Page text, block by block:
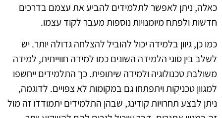
כאלה, ניתן לאפשר לתלמידים להביע את עצמם בדרכים
חדשות ולפתח מיומנויות נוספות מעבר לקוד עצמו.
כמו כן, גיוון בלמידה יכול להוביל להצלחה גדולה יותר. יש
לשלב בין סוגי הלמידה השונים כמו למידה חווייתית, למידה
משולבת טכנולוגיה ולמידה שיתופית. כך התלמידים ייחשפו
למגוון טכניקות ויתפתחו גם במקומות לא צפויים. לדוגמה,
ניתן לבצע תחרויות קודינג, שבהן התלמידים יתמודדו זה מול